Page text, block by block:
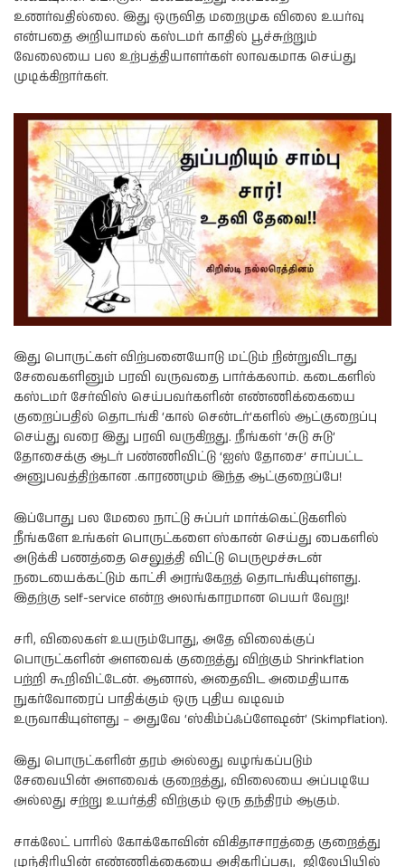
உணர்வதில்லை. இது ஒருவித மறைமுக விலை உயர்வு
என்பதை அறியாமல் கஸ்டமர் காதில் பூச்சுற்றும்
வேலையை பல உற்பத்தியாளர்கள் லாவகமாக செய்து
முடிக்கிறார்கள்.
இது பொருட்கள் விற்பனையோடு மட்டும் நின்றுவிடாது
சேவைகளினும் பரவி வருவதை பார்க்கலாம். கடைகளில்
கஸ்டமர் சேர்விஸ் செய்பவர்களின் எண்ணிக்கையை
குறைப்பதில் தொடங்கி ‘கால் சென்டர்’களில் ஆட்குறைப்பு
செய்து வரை இது பரவி வருகிறது. நீங்கள் ‘சுடு சுடு’
தோசைக்கு ஆடர் பண்ணிவிட்டு ‘ஐஸ் தோசை’ சாப்பட்ட
அனுபவத்திற்கான .காரணமும் இந்த ஆட்குறைப்பே!
இப்போது பல மேலை நாட்டு சுப்பர் மார்க்கெட்டுகளில்
நீங்களே உங்கள் பொருட்களை ஸ்கான் செய்து பைகளில்
அடுக்கி பணத்தை செலுத்தி விட்டு பெருமூச்சுடன்
நடையைக்கட்டும் காட்சி அரங்கேறத் தொடங்கியுள்ளது.
இதற்கு self-service என்ற அலங்காரமான பெயர் வேறு!
சரி, விலைகள் உயரும்போது, அதே விலைக்குப்
பொருட்களின் அளவைக் குறைத்து விற்கும் Shrinkflation
பற்றி கூறிவிட்டேன். ஆனால், அதைவிட அமைதியாக
நுகர்வோரைப் பாதிக்கும் ஒரு புதிய வடிவம்
உருவாகியுள்ளது – அதுவே ‘ஸ்கிம்ப்ஃப்ளேஷன்’ (Skimpflation).
இது பொருட்களின் தரம் அல்லது வழங்கப்படும்
சேவையின் அளவைக் குறைத்து, விலையை அப்படியே
அல்லது சற்று உயர்த்தி விற்கும் ஒரு தந்திரம் ஆகும்.
சாக்லேட் பாரில் கோக்கோவின் விகிதாசாரத்தை குறைத்து
முந்திரியின் எண்ணிக்கையை அதிகரிப்பது, ஜிலேபியில்